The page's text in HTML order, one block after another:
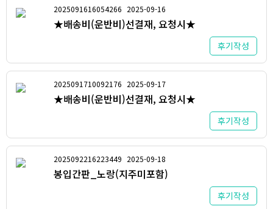
2025091616054266 2025-09-16
★배송비(운반비)선결재, 요청시★
후기작성
2025091710092176 2025-09-17
★배송비(운반비)선결재, 요청시★
후기작성
2025092216223449 2025-09-18
봉입간판_노랑(지주미포함)
후기작성